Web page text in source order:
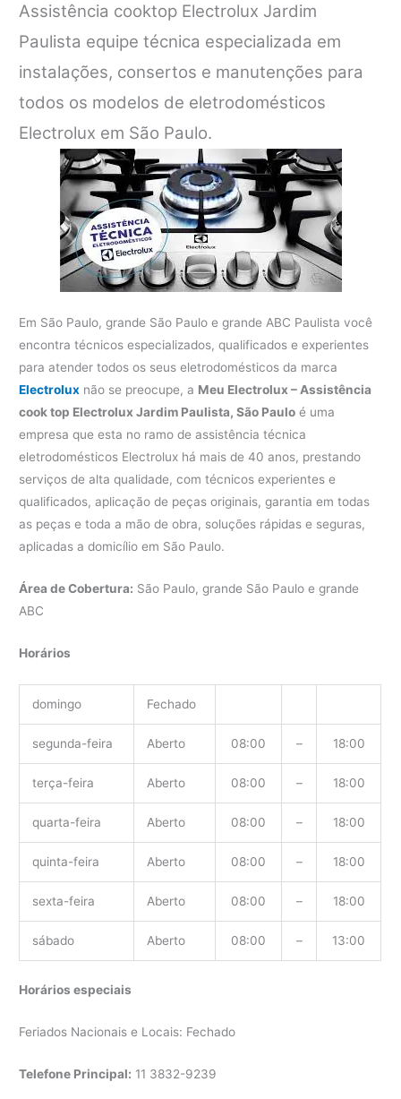
Assistência cooktop Electrolux Jardim
Paulista equipe técnica especializada em
instalações, consertos e manutenções para
todos os modelos de eletrodomésticos
Electrolux em São Paulo.
Em São Paulo, grande São Paulo e grande ABC Paulista você
encontra técnicos especializados, qualificados e experientes
para atender todos os seus eletrodomésticos da marca
Electrolux não se preocupe, a Meu Electrolux – Assistência
cook top Electrolux Jardim Paulista, São Paulo é uma
empresa que esta no ramo de assistência técnica
eletrodomésticos Electrolux há mais de 40 anos, prestando
serviços de alta qualidade, com técnicos experientes e
qualificados, aplicação de peças originais, garantia em todas
as peças e toda a mão de obra, soluções rápidas e seguras,
aplicadas a domicílio em São Paulo.
Área de Cobertura: São Paulo, grande São Paulo e grande
ABC
Horários
domingo Fechado
segunda-feira Aberto 08:00 – 18:00
terça-feira Aberto 08:00 – 18:00
quarta-feira Aberto 08:00 – 18:00
quinta-feira Aberto 08:00 – 18:00
sexta-feira Aberto 08:00 – 18:00
sábado Aberto 08:00 – 13:00
Horários especiais
Feriados Nacionais e Locais: Fechado
Telefone Principal: 11 3832-9239